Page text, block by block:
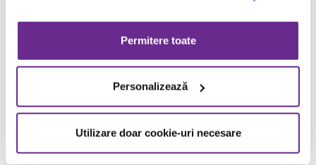
Permitere toate
Personalizează
Utilizare doar cookie-uri necesare
BĂUTURĂ
RĂCORITOARE
REUMPLERE 400 ML
Comandă acum prin Click&Collect
Valori nutriționale, alergeni și ingrediente produs